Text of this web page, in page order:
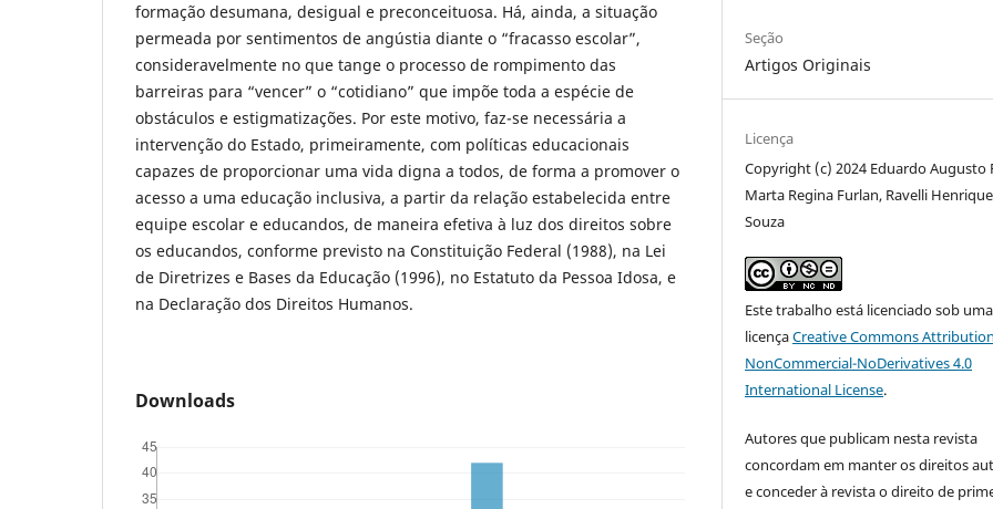
formação desumana, desigual e preconceituosa. Há, ainda, a situação
permeada por sentimentos de angústia diante o “fracasso escolar”,
consideravelmente no que tange o processo de rompimento das
barreiras para “vencer” o “cotidiano” que impõe toda a espécie de
obstáculos e estigmatizações. Por este motivo, faz-se necessária a
intervenção do Estado, primeiramente, com políticas educacionais
capazes de proporcionar uma vida digna a todos, de forma a promover o
acesso a uma educação inclusiva, a partir da relação estabelecida entre
equipe escolar e educandos, de maneira efetiva à luz dos direitos sobre
os educandos, conforme previsto na Constituição Federal (1988), na Lei
de Diretrizes e Bases da Educação (1996), no Estatuto da Pessoa Idosa, e
na Declaração dos Direitos Humanos.
Downloads
Seção
Artigos Originais
Licença
Copyright (c) 2024 Eduardo Augusto
Marta Regina Furlan, Ravelli
Souza
Este trabalho está licenciado sob uma
licençaCreative Commons
NonCommercial-NoDerivatives 4.0
International License.
Autores que publicam nesta revista
concordam em manter os direitos
e conceder à revista o direito de